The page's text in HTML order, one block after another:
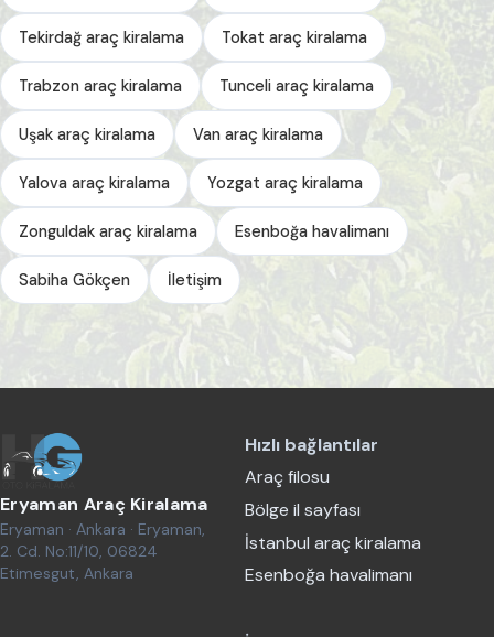
Tekirdağ araç kiralama Tokat araç kiralama
Trabzon araç kiralama Tunceli araç kiralama
Uşak araç kiralama Van araç kiralama
Yalova araç kiralama Yozgat araç kiralama
Zonguldak araç kiralama Esenboğa havalimanı
Sabiha Gökçen İletişim
Eryaman Araç Kiralama
Eryaman · Ankara · Eryaman,
2. Cd. No:11/10, 06824
Etimesgut, Ankara
Hızlı bağlantılar
Araç filosu
Bölge il sayfası
İstanbul araç kiralama
Esenboğa havalimanı